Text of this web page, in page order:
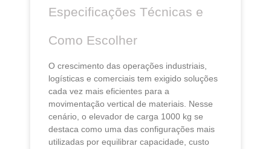
Especificações Técnicas e
Como Escolher
O crescimento das operações industriais,
logísticas e comerciais tem exigido soluções
cada vez mais eficientes para a
movimentação vertical de materiais. Nesse
cenário, o elevador de carga 1000 kg se
destaca como uma das configurações mais
utilizadas por equilibrar capacidade, custo